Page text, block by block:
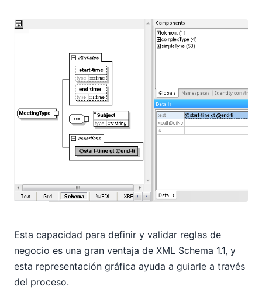
Esta capacidad para definir y validar reglas de
negocio es una gran ventaja de XML Schema 1.1, y
esta representación gráfica ayuda a guiarle a través
del proceso.